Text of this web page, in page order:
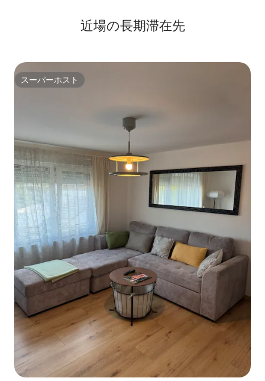
近場の長期滞在先
スーパーホスト
スーパーホスト